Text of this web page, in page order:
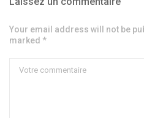
Your email address will not be
marked *